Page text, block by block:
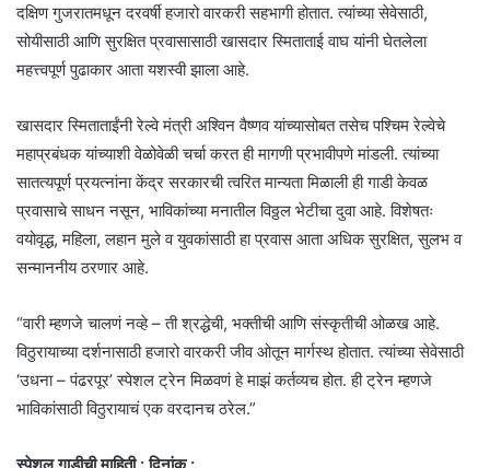
दक्षिण गुजरातमधून दरवर्षी हजारो वारकरी सहभागी होतात. त्यांच्या सेवेसाठी,
सोयीसाठी आणि सुरक्षित प्रवासासाठी खासदार स्मिताताई वाघ यांनी घेतलेला
महत्त्वपूर्ण पुढाकार आता यशस्वी झाला आहे.
खासदार स्मिताताईंनी रेल्वे मंत्री अश्विन वैष्णव यांच्यासोबत तसेच पश्चिम रेल्वेचे
महाप्रबंधक यांच्याशी वेळोवेळी चर्चा करत ही मागणी प्रभावीपणे मांडली. त्यांच्या
सातत्यपूर्ण प्रयत्नांना केंद्र सरकारची त्वरित मान्यता मिळाली ही गाडी केवळ
प्रवासाचे साधन नसून, भाविकांच्या मनातील विठ्ठल भेटीचा दुवा आहे. विशेषतः
वयोवृद्ध, महिला, लहान मुले व युवकांसाठी हा प्रवास आता अधिक सुरक्षित, सुलभ व
सन्माननीय ठरणार आहे.
“वारी म्हणजे चालणं नव्हे – ती श्रद्धेची, भक्तीची आणि संस्कृतीची ओळख आहे.
विठुरायाच्या दर्शनासाठी हजारो वारकरी जीव ओतून मार्गस्थ होतात. त्यांच्या सेवेसाठी
‘उधना – पंढरपूर’ स्पेशल ट्रेन मिळवणं हे माझं कर्तव्यच होत. ही ट्रेन म्हणजे
भाविकांसाठी विठुरायाचं एक वरदानच ठरेल.”